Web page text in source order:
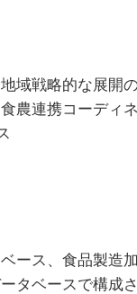
域戦略的な展開
農連携コーディ
ース、食品製造
タベースで構成